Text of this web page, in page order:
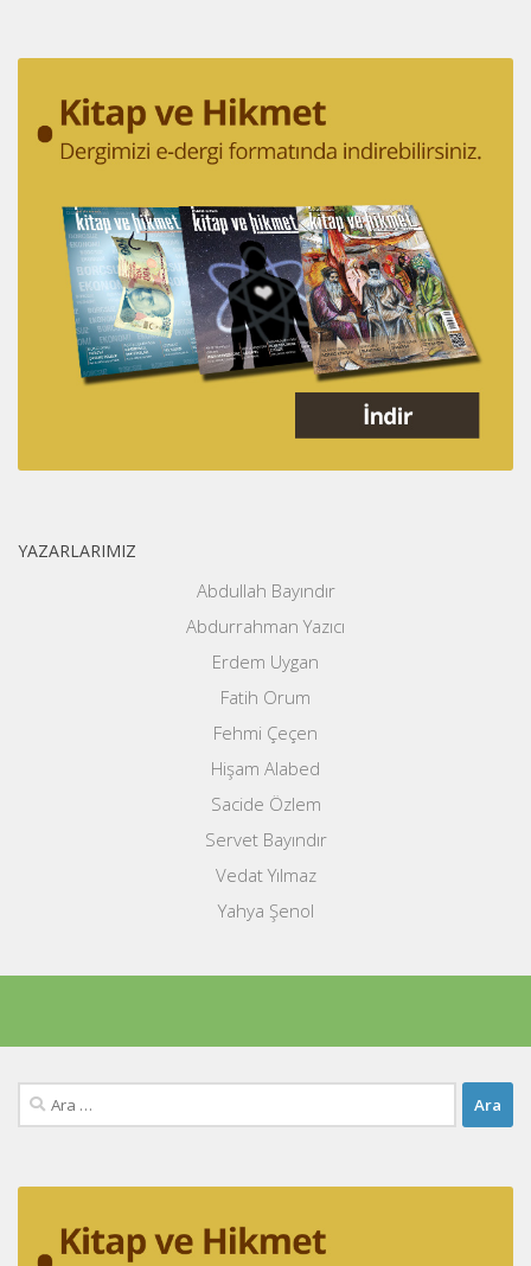
YAZARLARIMIZ
Abdullah Bayındır
Abdurrahman Yazıcı
Erdem Uygan
Fatih Orum
Fehmi Çeçen
Hişam Alabed
Sacide Özlem
Servet Bayındır
Vedat Yılmaz
Yahya Şenol
Arama: